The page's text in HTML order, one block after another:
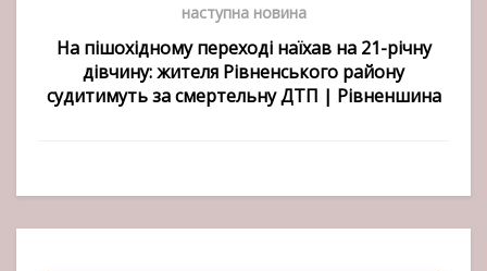
наступна новина
На пішохідному переході наїхав на 21-річну
дівчину: жителя Рівненського району
судитимуть за смертельну ДТП | Рівненшина